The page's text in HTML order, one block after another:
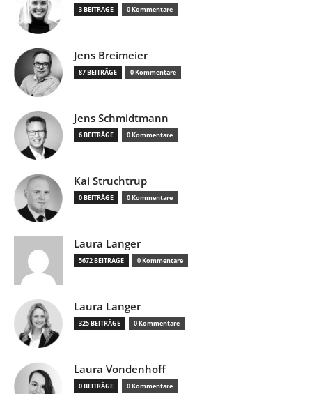
3 BEITRÄGE 0 Kommentare
Jens Breimeier
87 BEITRÄGE 0 Kommentare
Jens Schmidtmann
6 BEITRÄGE 0 Kommentare
Kai Struchtrup
0 BEITRÄGE 0 Kommentare
Laura Langer
5672 BEITRÄGE 0 Kommentare
Laura Langer
325 BEITRÄGE 0 Kommentare
Laura Vondenhoff
0 BEITRÄGE 0 Kommentare